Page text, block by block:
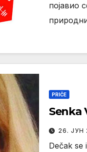
појавио
PRIČE
26. ЈУН
Dečak se